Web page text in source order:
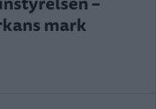
mark